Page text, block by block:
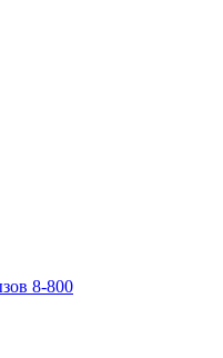
8-800